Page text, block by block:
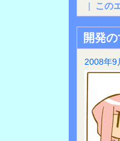
| この
開発
2008年9